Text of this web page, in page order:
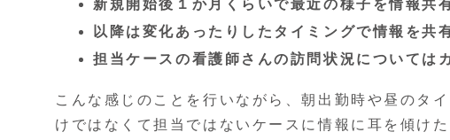
新規開始後１か月くらいで最近の様子を情報共
以降は変化あったりしたタイミングで情報を共
担当ケースの看護師さんの訪問状況については
こんな感じのことを行いながら、朝出勤時や昼のタ
けではなくて担当ではないケースに情報に耳を傾け